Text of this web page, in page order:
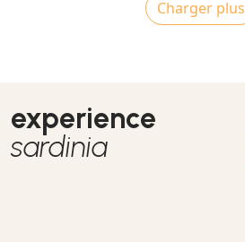
Charger plus
experience
sardinia